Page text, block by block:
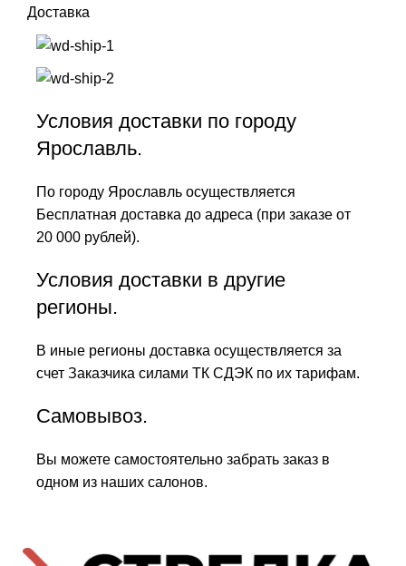
Доставка
Условия доставки по городу
Ярославль.
По городу Ярославль осуществляется
Бесплатная доставка до адреса (при заказе от
20 000 рублей).
Условия доставки в другие
регионы.
В иные регионы доставка осуществляется за
счет Заказчика силами ТК СДЭК по их тарифам.
Самовывоз.
Вы можете самостоятельно забрать заказ в
одном из наших салонов.